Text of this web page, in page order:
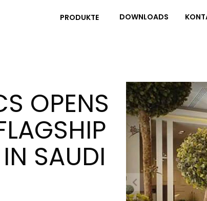
PRODUKTE DOWNLOADS
OPENS
SAUDI